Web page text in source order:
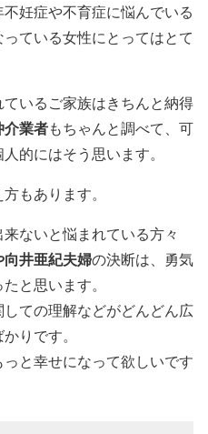
January 23, 2018
妊症や不育症に悩んでいる
ている女性にとってはとて
ているご家族はきちんと納得
介業者もちゃんと調べて、可
的にはそう思います。
もあります。
ないと悩まれている方々
井亜紀夫婦の決断は、勇気
と思います。
しての理解などがどんどん広
りです。
と幸せになって欲しいです